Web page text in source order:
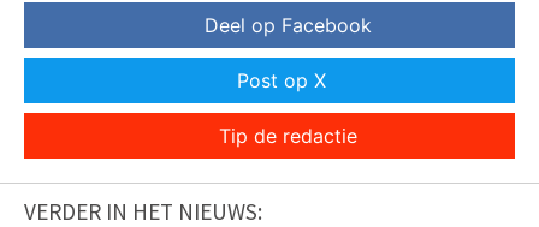
Deel op Facebook
Post op X
Tip de redactie
VERDER IN HET NIEUWS: